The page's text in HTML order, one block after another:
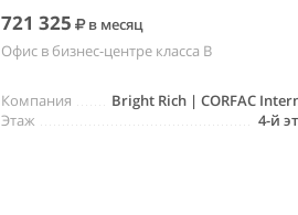
721 325 в месяц
Офис в бизнес-центре класса B
Bright Rich | CORFAC
Компания
4-й
Этаж